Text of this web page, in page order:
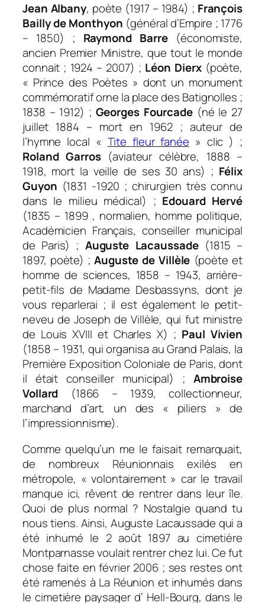
Jean Albany, poète (1917 – 1984) ; François
Bailly de Monthyon (général d’Empire ; 1776
– 1850) ; Raymond Barre(économiste,
ancien Premier Ministre, que tout le monde
connait ; 1924 – 2007) ; Léon Dierx(poète,
« Prince des Poètes » dont un monument
commémoratif orne la place des Batignolles ;
1838 – 1912) ; Georges Fourcade(né le 27
juillet 1884 – mort en 1962 ; auteur de
l’hymne local « Tite fleur fanée » clic ) ;
Roland Garros(aviateur célèbre, 1888 –
1918, mort la veille de ses 30 ans) ; Félix
Guyon (1831 -1920 ; chirurgien très connu
dans le milieu médical) ; Edouard Hervé
(1835 – 1899 , normalien, homme politique,
Académicien Français, conseiller municipal
de Paris) ; Auguste Lacaussade(1815 –
1897, poète) ;Auguste de Villèle (poète et
homme de sciences, 1858 – 1943, arrière-
petit-fils de Madame Desbassyns, dont je
vous reparlerai ; il est également le petit-
neveu de Joseph de Villèle, qui fut ministre
de Louis XVIII et Charles X) ; Paul Vivien
(1858 – 1931, qui organisa au Grand Palais, la
Première Exposition Coloniale de Paris, dont
il était conseiller municipal) ; Ambroise
Vollard (1866 – 1939, collectionneur,
marchand d’art, un des « piliers » de
l’impressionnisme).
Comme quelqu’un me le faisait remarquait,
de nombreux Réunionnais exilés en
métropole, « volontairement » car le travail
manque ici, rêvent de rentrer dans leur île.
Quoi de plus normal ? Nostalgie quand tu
nous tiens. Ainsi, Auguste Lacaussade qui a
été inhumé le 2 août 1897 au cimetière
Montparnasse voulait rentrer chez lui. Ce fut
chose faite en février 2006 ; ses restes ont
été ramenés à La Réunion et inhumés dans
le cimetière paysager d’ Hell-Bourg, dans le